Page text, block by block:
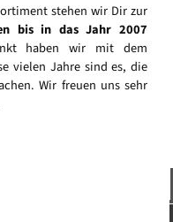
stehen wir Dir zur
bis in das Jahr 2007
haben wir mit dem
vielen Jahre sind es, die
Wir freuen uns sehr